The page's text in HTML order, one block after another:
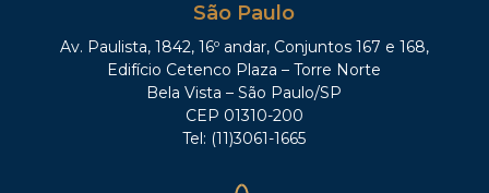
São Paulo
Av. Paulista, 1842, 16º andar, Conjuntos 167 e 168,
Edifício Cetenco Plaza – Torre Norte
Bela Vista – São Paulo/SP
CEP 01310-200
Tel: (11)3061-1665